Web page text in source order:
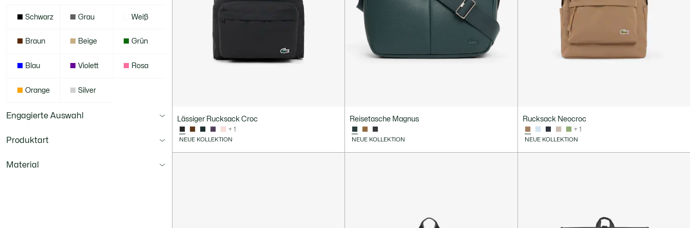
Schwarz Grau Weiß
Braun Beige Grün
Blau Violett Rosa
Orange Silver
Engagierte Auswahl
Produktart
Material
Lässiger Rucksack Croc
+ 1
NEUE KOLLEKTION
Reisetasche Magnus
NEUE KOLLEKTION
Rucksack Neocroc
+ 1
NEUE KOLLEKTION